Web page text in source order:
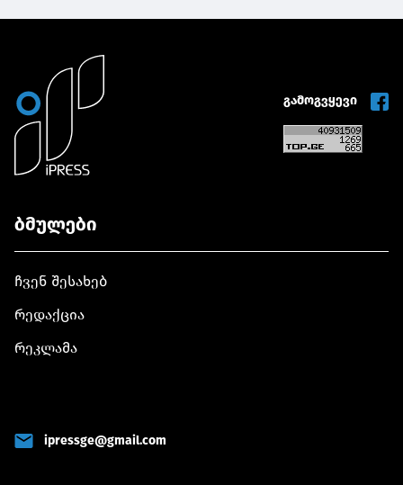
გამოგვყევი
ბმულები
ჩვენ შესახებ
რედაქცია
რეკლამა
ipressge@gmail.com